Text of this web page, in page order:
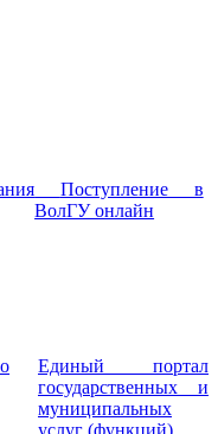
Поступление в
ВолГУ онлайн
Единый портал
государственных и
муниципальных